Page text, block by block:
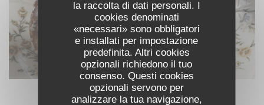
la raccolta di dati personali. I
cookies denominati
«necessari» sono obbligatori
e installati per impostazione
predefinita. Altri cookies
opzionali richiedono il tuo
consenso. Questi cookies
opzionali servono per
analizzare la tua navigazione,